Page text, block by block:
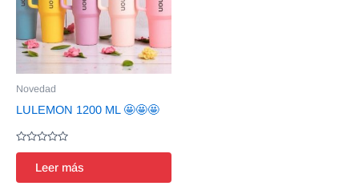
Novedad
LULEMON 1200 ML 🤩🤩🤩
Valorado
de
Leer más